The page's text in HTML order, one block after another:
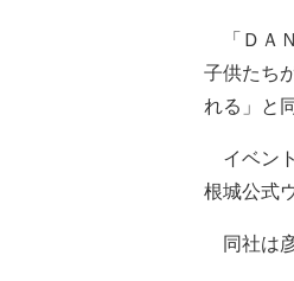
「ＤＡ
子供たち
れる」と
イベン
根城公式
同社は